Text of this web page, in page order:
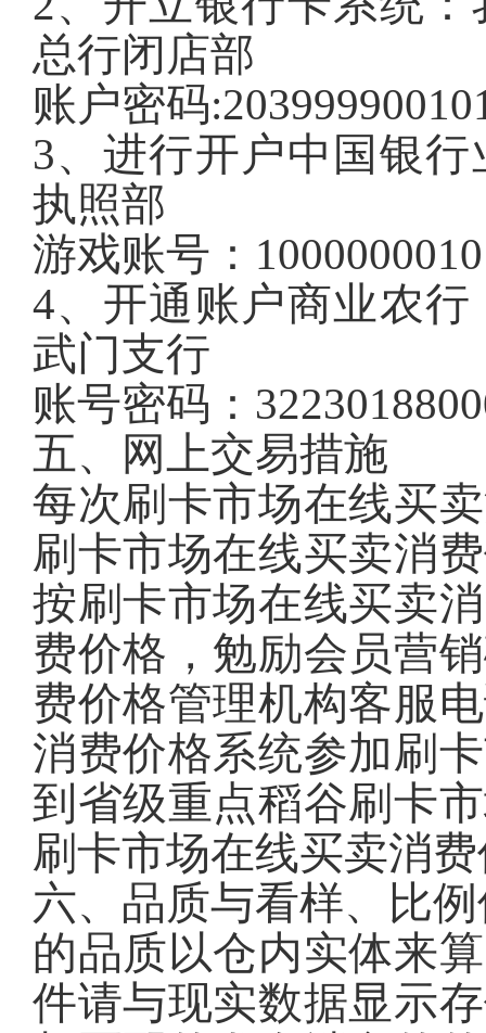
总行闭店部
账户密码
3、进行开户中国银
执照部
游戏账号：
4、开通账户商业农
武门支行
账号密码：
五、网上交易措施
每次刷卡市场在线买
刷卡市场在线买卖消
按刷卡市场在线买卖
费价格，勉励会员营
费价格管理机构客服
消费价格系统参加刷
到省级重点稻谷刷卡
刷卡市场在线买卖消
六、品质与看样、比
的品质以仓内实体来
件请与现实数据显示